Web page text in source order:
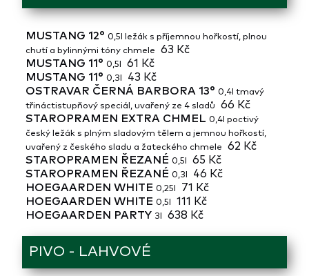
MUSTANG 12° 0,5l ležák s příjemnou hořkostí, plnou
chutí a bylinnými tóny chmele
63 Kč
MUSTANG 11° 0,5l
61 Kč
MUSTANG 11° 0,3l
43 Kč
OSTRAVAR ČERNÁ BARBORA 13° 0,4l tmavý
třináctistupňový speciál, uvařený ze 4 sladů
66 Kč
STAROPRAMEN EXTRA CHMEL 0,4l poctivý
český ležák s plným sladovým tělem a jemnou hořkostí,
uvařený z českého sladu a žateckého chmele
62 Kč
STAROPRAMEN ŘEZANÉ 0,5l
65 Kč
STAROPRAMEN ŘEZANÉ 0,3l
46 Kč
HOEGAARDEN WHITE 0,25l
71 Kč
HOEGAARDEN WHITE 0,5l
111 Kč
HOEGAARDEN PARTY 3l 638 Kč
PIVO - LAHVOVÉ